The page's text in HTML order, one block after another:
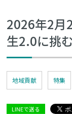
2026年2
生2.0に挑む
地域貢献 特集
LINEで送る